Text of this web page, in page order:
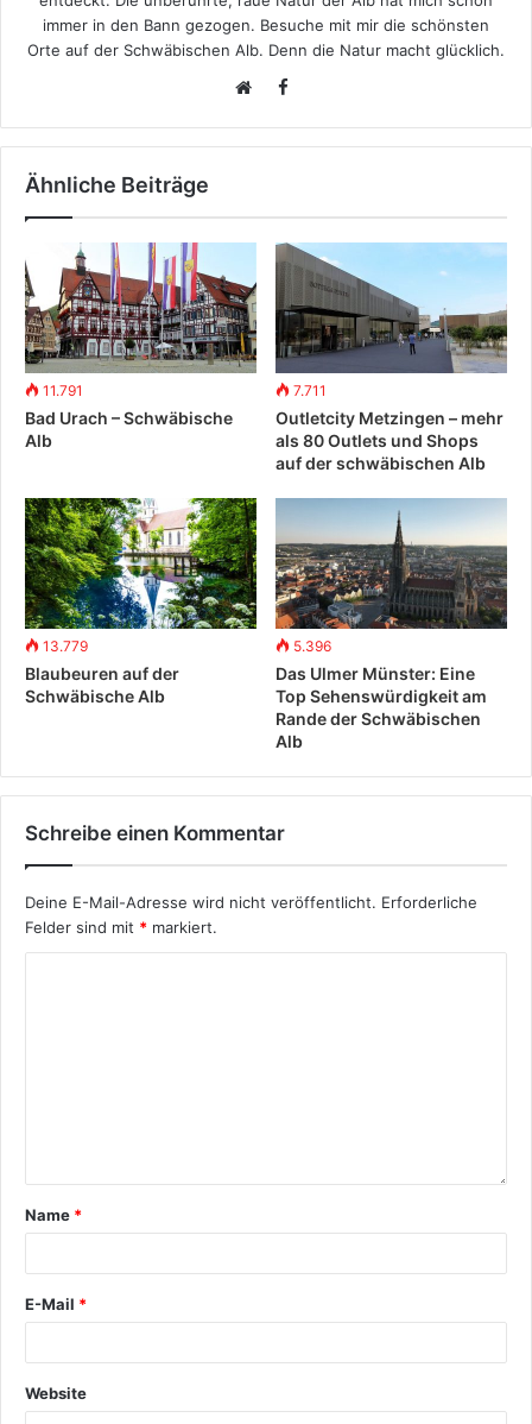
immer in den Bann gezogen. Besuche mit mir die schönsten
Orte auf der Schwäbischen Alb. Denn die Natur macht glücklich.
i
t
o
o
k
Ähnliche Beiträge
11.791
Bad Urach – Schwäbische
Alb
7.711
Outletcity Metzingen – mehr
als 80 Outlets und Shops
auf der schwäbischen Alb
13.779
Blaubeuren auf der
Schwäbische Alb
5.396
Das Ulmer Münster: Eine
Top Sehenswürdigkeit am
Rande der Schwäbischen
Alb
Schreibe einen Kommentar
Deine E-Mail-Adresse wird nicht veröffentlicht. Erforderliche
Felder sind mit * markiert.
Name *
E-Mail *
Website